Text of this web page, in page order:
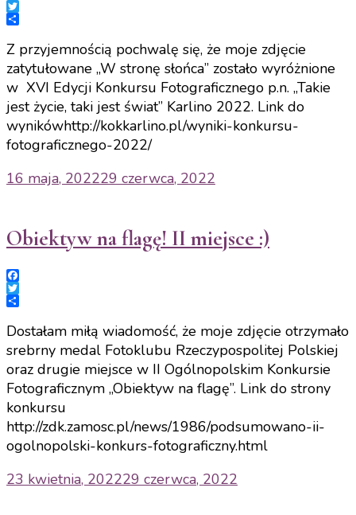
Facebook
Twitter
Z przyjemnością pochwalę się, że moje zdjęcie
zatytułowane „W stronę słońca” zostało wyróżnione
w XVI Edycji Konkursu Fotograficznego p.n. „Takie
jest życie, taki jest świat” Karlino 2022. Link do
wynikówhttp://kokkarlino.pl/wyniki-konkursu-
fotograficznego-2022/
16 maja, 202229 czerwca, 2022
Obiektyw na flagę! II miejsce :)
Facebook
Twitter
Share
Dostałam miłą wiadomość, że moje zdjęcie otrzymało
srebrny medal Fotoklubu Rzeczypospolitej Polskiej
oraz drugie miejsce w II Ogólnopolskim Konkursie
Fotograficznym „Obiektyw na flagę”. Link do strony
konkursu
http://zdk.zamosc.pl/news/1986/podsumowano-ii-
ogolnopolski-konkurs-fotograficzny.html
23 kwietnia, 202229 czerwca, 2022